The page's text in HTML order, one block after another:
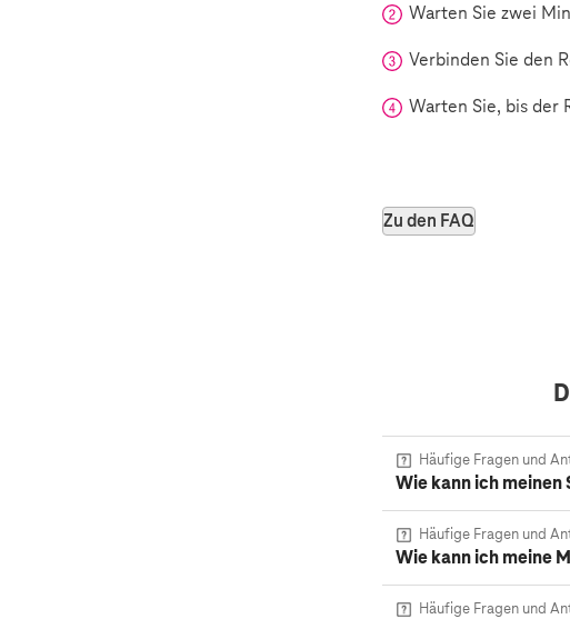
Warten Sie zwei
Verbinden Sie den
Warten Sie, bis der
Zu den FAQ
Häufige Fragen und
Wie kann ich
Häufige Fragen und
Wie kann ich meine
Häufige Fragen und